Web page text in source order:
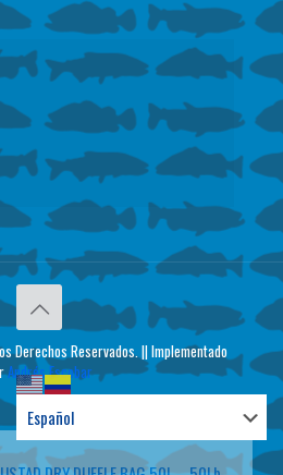
Derechos Reservados. || Implementado
Andrés Escobar
DRY DUFFLE BAG 50L – 50Lb
10 veces recientemente.